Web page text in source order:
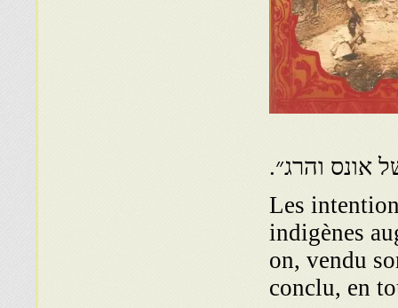
אונס והרג״.
Les
indigènes
on, vendu
conclu, en